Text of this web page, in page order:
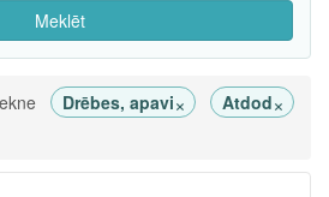
Meklēt
Drēbes, apavi× Atdod×